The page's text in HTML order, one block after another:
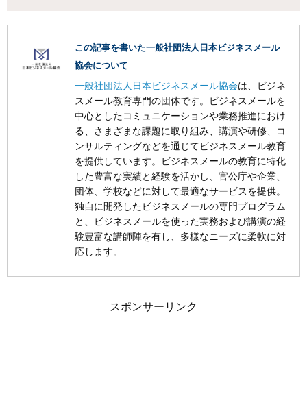
この記事を書いた一般社団法人日本ビジネスメール
協会について
一般社団法人日本ビジネスメール協会は、ビジネ
スメール教育専門の団体です。ビジネスメールを
中心としたコミュニケーションや業務推進におけ
る、さまざまな課題に取り組み、講演や研修、コ
ンサルティングなどを通じてビジネスメール教育
を提供しています。ビジネスメールの教育に特化
した豊富な実績と経験を活かし、官公庁や企業、
団体、学校などに対して最適なサービスを提供。
独自に開発したビジネスメールの専門プログラム
と、ビジネスメールを使った実務および講演の経
験豊富な講師陣を有し、多様なニーズに柔軟に対
応します。
スポンサーリンク